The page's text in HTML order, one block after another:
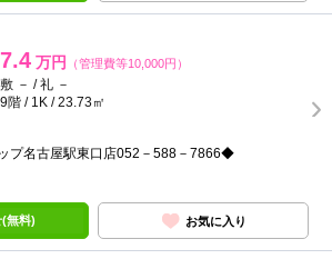
7.4 万円 （管理費等10,000円）
敷 － / 礼 －
9階 / 1K / 23.73㎡
プ名古屋駅東口店052－588－7866◆
無料) お気に入り